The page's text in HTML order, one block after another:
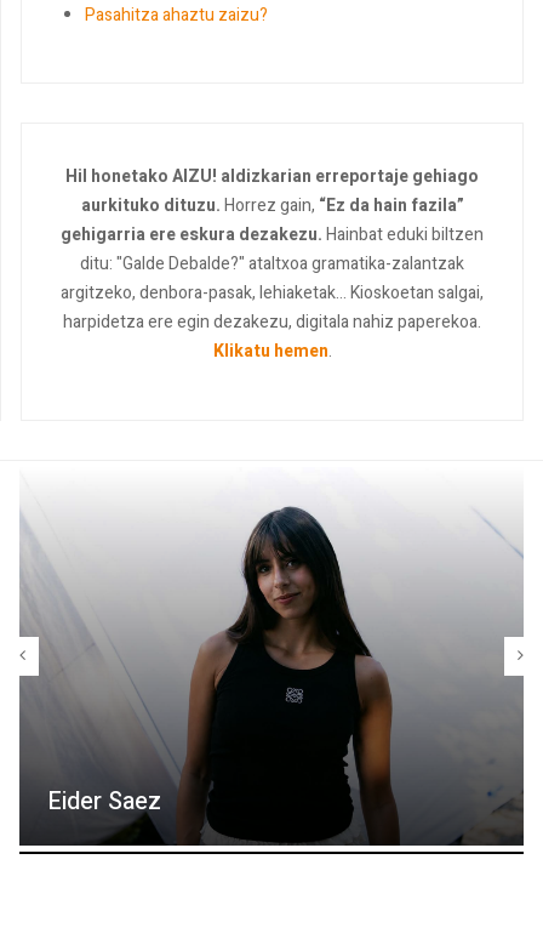
Pasahitza ahaztu zaizu?
Hil honetako AIZU! aldizkarian erreportaje gehiago
aurkituko dituzu.Horrez gain, “Ez da hain fazila”
gehigarria ere eskura dezakezu.Hainbat eduki biltzen
ditu: "Galde Debalde?" ataltxoa gramatika-zalantzak
argitzeko, denbora-pasak, lehiaketak... Kioskoetan salgai,
harpidetza ere egin dezakezu, digitala nahiz paperekoa.
Klikatu hemen.
Eider Saez